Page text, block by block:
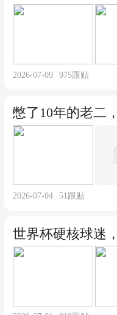
2026-07-09 975跟贴
憋了10年的老二
2026-07-04 51跟贴
世界杯硬核球迷